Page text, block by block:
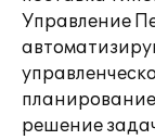
Управление
решение